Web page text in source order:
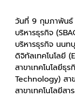
วันที่ 9 กุมภาพันธ์
บริหารธุรกิจ
บริหารธุรกิจ นนท
ดิจิทัลเทคโนโลยี
สาขาเทคโนโลยี
Technology) ส
สาขาเทคโนโลยี